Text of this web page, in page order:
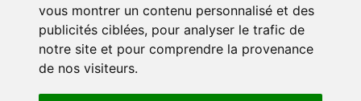
vous montrer un contenu personnalisé et des
publicités ciblées, pour analyser le trafic de
notre site et pour comprendre la provenance
de nos visiteurs.